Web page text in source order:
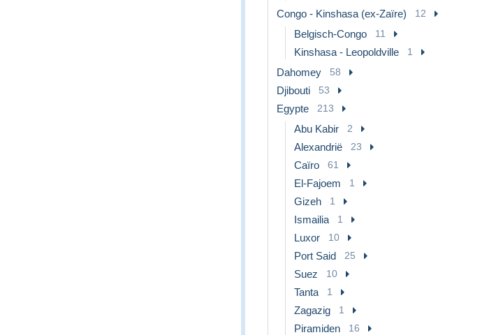
Congo - Kinshasa (ex-Zaïre) 12
Belgisch-Congo 11
Kinshasa - Leopoldville 1
Dahomey 58
Djibouti 53
Egypte 213
Abu Kabir 2
Alexandrië 23
Caïro 61
El-Fajoem 1
Gizeh 1
Ismailia 1
Luxor 10
Port Said 25
Suez 10
Tanta 1
Zagazig 1
Piramiden 16